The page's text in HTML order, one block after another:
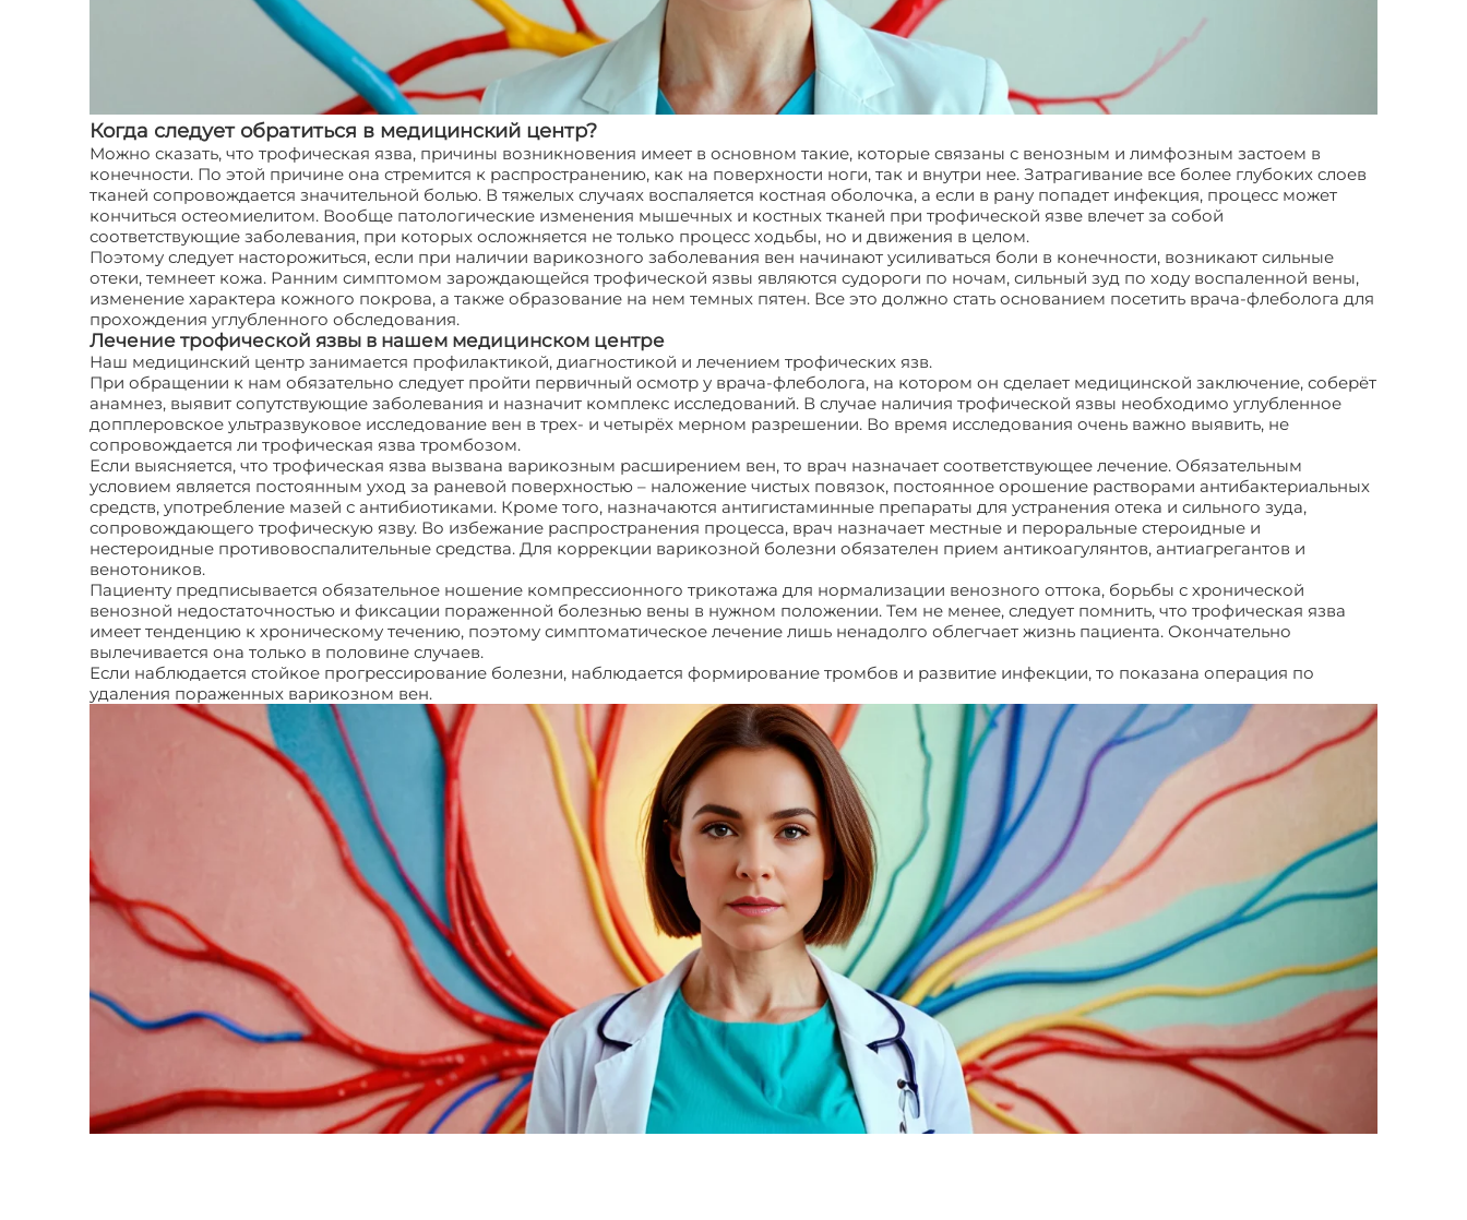
Когда следует обратиться в медицинский центр?
Можно сказать, что трофическая язва, причины возникновения имеет в основном такие, которые связаны с венозным и лимфозным застоем в
конечности. По этой причине она стремится к распространению, как на поверхности ноги, так и внутри нее. Затрагивание все более глубоких слоев
тканей сопровождается значительной болью. В тяжелых случаях воспаляется костная оболочка, а если в рану попадет инфекция, процесс может
кончиться остеомиелитом. Вообще патологические изменения мышечных и костных тканей при трофической язве влечет за собой
соответствующие заболевания, при которых осложняется не только процесс ходьбы, но и движения в целом.
Поэтому следует насторожиться, если при наличии варикозного заболевания вен начинают усиливаться боли в конечности, возникают сильные
отеки, темнеет кожа. Ранним симптомом зарождающейся трофической язвы являются судороги по ночам, сильный зуд по ходу воспаленной вены,
изменение характера кожного покрова, а также образование на нем темных пятен. Все это должно стать основанием посетить врача-флеболога для
прохождения углубленного обследования.
Лечение трофической язвы в нашем медицинском центре
Наш медицинский центр занимается профилактикой, диагностикой и лечением трофических язв.
При обращении к нам обязательно следует пройти первичный осмотр у врача-флеболога, на котором он сделает медицинской заключение, соберёт
анамнез, выявит сопутствующие заболевания и назначит комплекс исследований. В случае наличия трофической язвы необходимо углубленное
допплеровское ультразвуковое исследование вен в трех- и четырёх мерном разрешении. Во время исследования очень важно выявить, не
сопровождается ли трофическая язва тромбозом.
Если выясняется, что трофическая язва вызвана варикозным расширением вен, то врач назначает соответствующее лечение. Обязательным
условием является постоянным уход за раневой поверхностью – наложение чистых повязок, постоянное орошение растворами антибактериальных
средств, употребление мазей с антибиотиками. Кроме того, назначаются антигистаминные препараты для устранения отека и сильного зуда,
сопровождающего трофическую язву. Во избежание распространения процесса, врач назначает местные и пероральные стероидные и
нестероидные противовоспалительные средства. Для коррекции варикозной болезни обязателен прием антикоагулянтов, антиагрегантов и
венотоников.
Пациенту предписывается обязательное ношение компрессионного трикотажа для нормализации венозного оттока, борьбы с хронической
венозной недостаточностью и фиксации пораженной болезнью вены в нужном положении. Тем не менее, следует помнить, что трофическая язва
имеет тенденцию к хроническому течению, поэтому симптоматическое лечение лишь ненадолго облегчает жизнь пациента. Окончательно
вылечивается она только в половине случаев.
Если наблюдается стойкое прогрессирование болезни, наблюдается формирование тромбов и развитие инфекции, то показана операция по
удаления пораженных варикозном вен.